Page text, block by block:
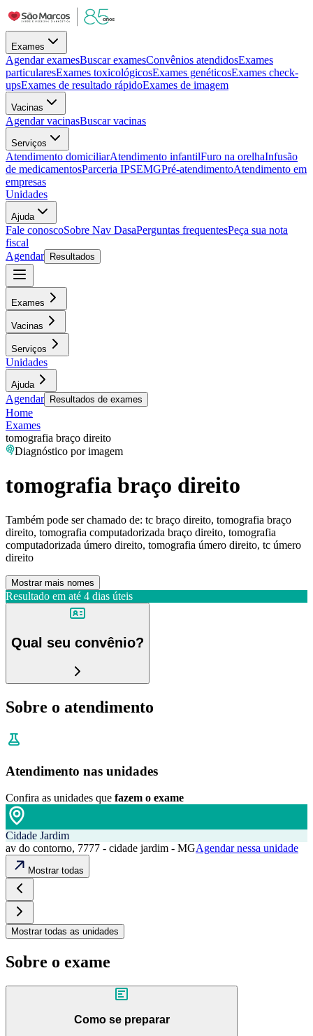
Exames
Agendar examesBuscar examesConvênios atendidosExames
particularesExames toxicológicosExames genéticosExames check-
upsExames de resultado rápidoExames de imagem
Vacinas
Agendar vacinasBuscar vacinas
Serviços
Atendimento domiciliarAtendimento infantilFuro na orelhaInfusão
de medicamentosParceria IPSEMGPré-atendimentoAtendimento em
empresas
Unidades
Ajuda
Fale conoscoSobre Nav DasaPerguntas frequentesPeça sua nota
fiscal
Agendar
Resultados
Exames
Vacinas
Serviços
Unidades
Ajuda
Agendar Resultados de exames
Home
Exames
tomografia braço direito
Diagnóstico por imagem
tomografia braço direito
Também pode ser chamado de: tc braço direito, tomografia braço
direito, tomografia computadorizada braço direito, tomografia
computadorizada úmero direito, tomografia úmero direito, tc úmero
direito
Mostrar mais nomes
Resultado em até 4 dias úteis
Qual seu convênio?
Sobre o atendimento
Atendimento nas unidades
Confira as unidades que fazem o exame
Cidade Jardim
av do contorno, 7777 - cidade jardim - MGAgendar nessa unidade
Mostrar todas
Mostrar todas as unidades
Sobre o exame
Como se preparar